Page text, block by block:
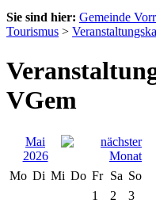
Sie sind hier: Gemeinde
Tourismus >
VGem
Mai
2026
Mo Di Mi Do Fr Sa So
1
2
3